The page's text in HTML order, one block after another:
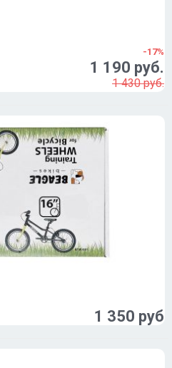
-17%
1 190 руб.
1 430 руб.
1 350 руб